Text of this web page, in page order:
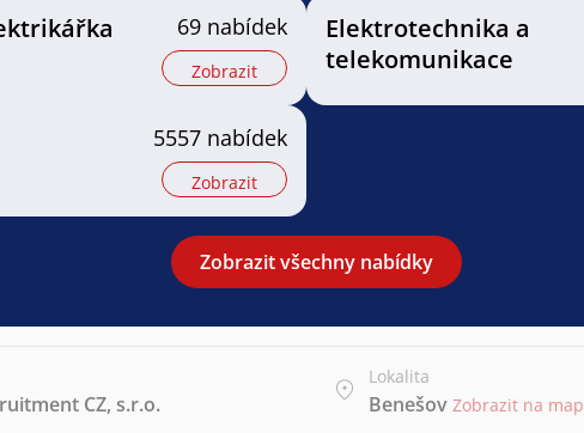
69 nabídek
Zobrazit
Elektrotechnika a
telekomunikace
5557 nabídek
Zobrazit
Zobrazit všechny nabídky
CZ, s.r.o.
Lokalita
Benešov Zobrazit na